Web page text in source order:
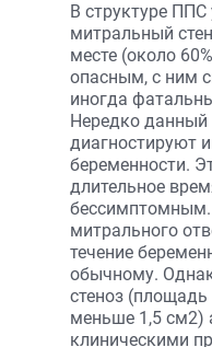
В структуре
митральный
месте (около
опасным, с ним
иногда
Нередко
диагностируют
беременности.
длительное
митрального
течение
обычному.
стеноз (площадь
меньше 1,5 см2)
клиническими